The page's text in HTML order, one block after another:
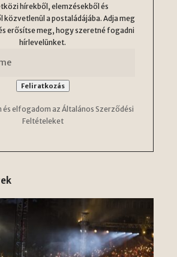
hírekből, elemzésekből és
közvetlenül a postaládájába. Adja meg
erősítse meg, hogy szeretné fogadni
hírlevelünket.
és elfogadom az Általános Szerződési
Feltételeket